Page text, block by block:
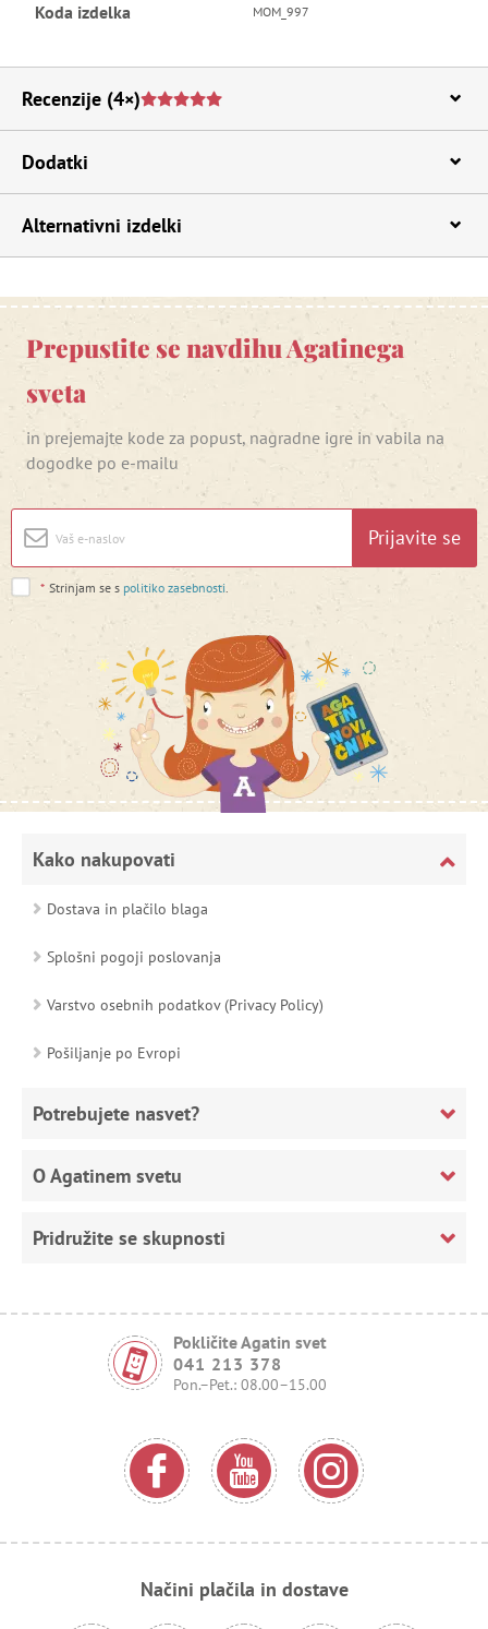
Koda izdelka MOM_997
Recenzije (4×)
Dodatki
Alternativni izdelki
Prepustite se navdihu Agatinega
sveta
in prejemajte kode za popust, nagradne igre in vabila na
dogodke po e-mailu
Prijavite se
* Strinjam se s politiko zasebnosti.
Kako nakupovati
Dostava in plačilo blaga
Splošni pogoji poslovanja
Varstvo osebnih podatkov (Privacy Policy)
Pošiljanje po Evropi
Potrebujete nasvet?
O Agatinem svetu
Pridružite se skupnosti
Pokličite Agatin svet
041 213 378
Pon.–Pet.: 08.00–15.00
Načini plačila in dostave